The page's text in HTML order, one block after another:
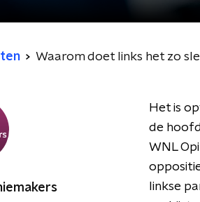
Waarom doet links het zo
Het is
de
WNL
linkse